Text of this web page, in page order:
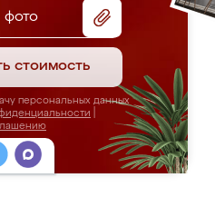
фото
стоимость
персональных данных